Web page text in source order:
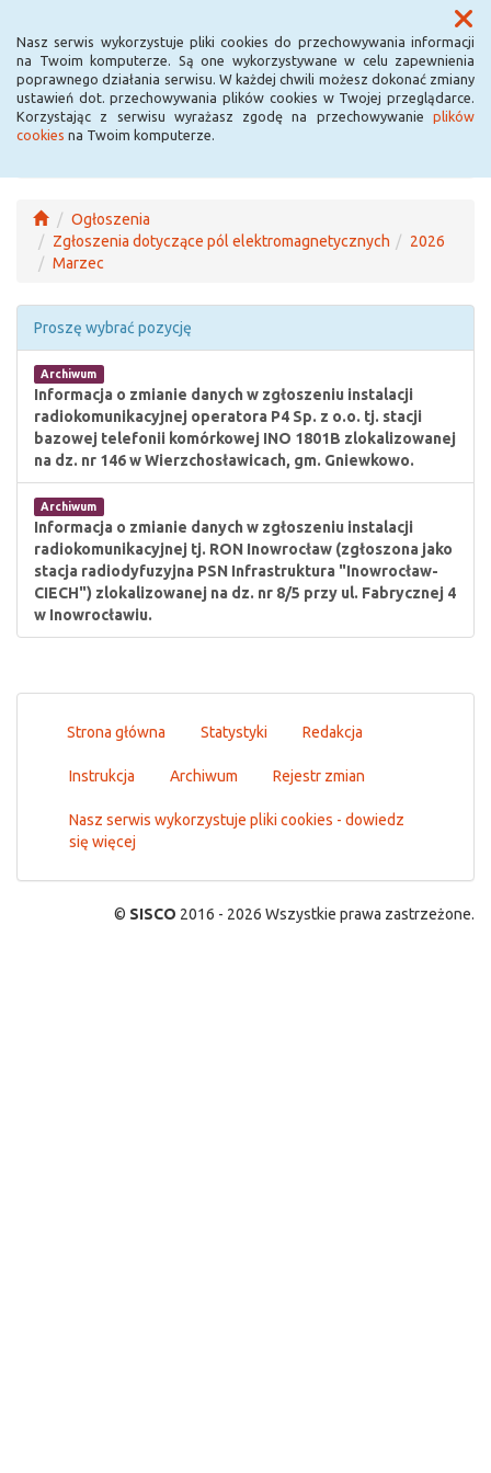
Nasz serwis wykorzystuje pliki cookies do przechowywania informacji
na Twoim komputerze. Są one wykorzystywane w celu zapewnienia
poprawnego działania serwisu. W każdej chwili możesz dokonać zmiany
ustawień dot. przechowywania plików cookies w Twojej przeglądarce.
Korzystając z serwisu wyrażasz zgodę na przechowywanie plików
cookies na Twoim komputerze.
Menu
Ogłoszenia
Zgłoszenia dotyczące pól elektromagnetycznych
2026
Marzec
Proszę wybrać pozycję
Archiwum
Informacja o zmianie danych w zgłoszeniu instalacji
radiokomunikacyjnej operatora P4 Sp. z o.o. tj. stacji
bazowej telefonii komórkowej INO 1801B zlokalizowanej
na dz. nr 146 w Wierzchosławicach, gm. Gniewkowo.
Archiwum
Informacja o zmianie danych w zgłoszeniu instalacji
radiokomunikacyjnej tj. RON Inowrocław (zgłoszona jako
stacja radiodyfuzyjna PSN Infrastruktura "Inowrocław-
CIECH") zlokalizowanej na dz. nr 8/5 przy ul. Fabrycznej 4
w Inowrocławiu.
Strona główna Statystyki Redakcja
Instrukcja Archiwum Rejestr zmian
Nasz serwis wykorzystuje pliki cookies - dowiedz
się więcej
© SISCO 2016 - 2026 Wszystkie prawa zastrzeżone.